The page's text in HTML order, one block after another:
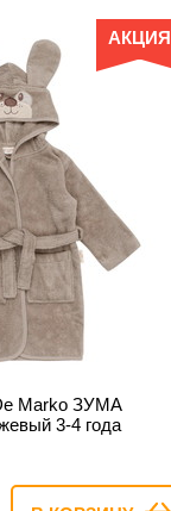
АКЦИЯ
Marko ЗУМА
3-4 года